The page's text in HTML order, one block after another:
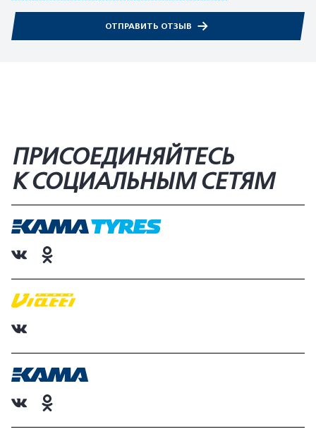
ОТПРАВИТЬ ОТЗЫВ
ПРИСОЕДИНЯЙТЕСЬ
К СОЦИАЛЬНЫМ СЕТЯМ